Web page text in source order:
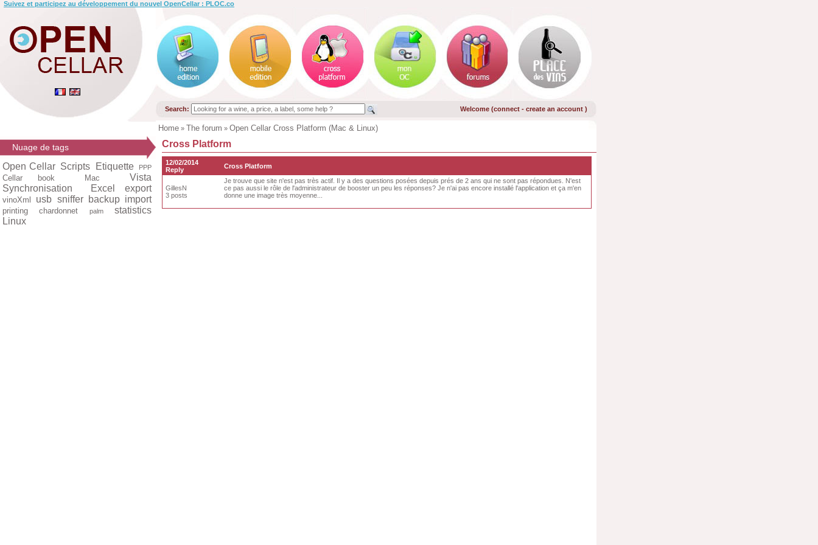
Suivez et participez au développement du nouvel OpenCellar : PLOC.co
Search: Welcome (connect - create an account )
Home » The forum » Open Cellar Cross Platform (Mac & Linux)
Nuage de tags
Open Cellar Scripts Etiquette PPP
Cellar book Mac
Vista
Synchronisation
Excel export
vinoXml usb sniffer backup import
printing chardonnet palm
statistics
Linux
Cross Platform
12/02/2014
Reply
Cross Platform
GillesN
3 posts
Je trouve que site n'est pas très actif. Il y a des questions posées depuis prés de 2 ans qui ne sont pas répondues. N'est
ce pas aussi le rôle de l'administrateur de booster un peu les réponses? Je n'ai pas encore installé l'application et ça m'en
donne une image très moyenne...